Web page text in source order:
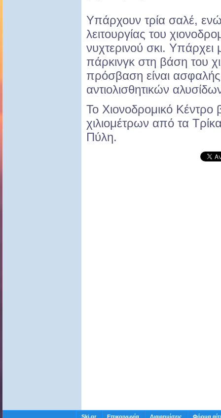
Υπάρχουν τρία σαλέ, ενώ
λειτουργίας του
νυχτερινού σκι.
πάρκινγκ στη βάση του
πρόσβαση είναι
αντιολισθητικών
Το Χιονοδρομικό Κέντρο
χιλιομέτρων από τα
Πύλη.
Ski.gr Επικοινωνία Διαφημίσεις Φόρμα